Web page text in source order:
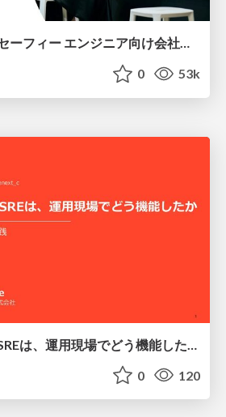
【５分でわかる】セーフィー エンジニア向け会社紹介
0 53k
0 120